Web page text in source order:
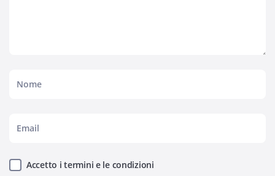
Accetto i termini e le condizioni